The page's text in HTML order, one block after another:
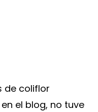
de coliflor
el blog, no tuve